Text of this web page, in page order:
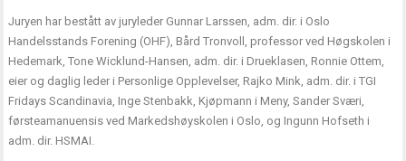
Juryen har bestått av juryleder Gunnar Larssen, adm. dir. i Oslo
Handelsstands Forening (OHF), Bård Tronvoll, professor ved Høgskolen i
Hedemark, Tone Wicklund-Hansen, adm. dir. i Drueklasen, Ronnie Ottem,
eier og daglig leder i Personlige Opplevelser, Rajko Mink, adm. dir. i TGI
Fridays Scandinavia, Inge Stenbakk, Kjøpmann i Meny, Sander Sværi,
førsteamanuensis ved Markedshøyskolen i Oslo, og Ingunn Hofseth i
adm. dir. HSMAI.